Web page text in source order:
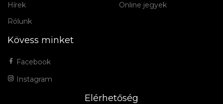
Hírek
Rólunk
Online jegyek
Kövess minket
Facebook
Instagram
Elérhetőség